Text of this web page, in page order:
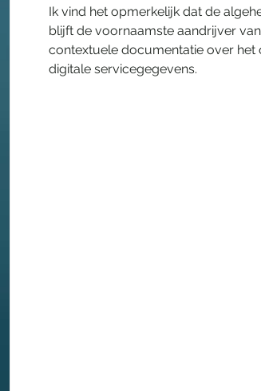
Ik vind het opmerkelijk dat de
blijft de voornaamste aandrijver
contextuele documentatie over het
digitale servicegegevens.